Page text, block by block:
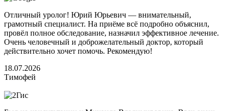
Отличный уролог! Юрий Юрьевич — внимательный,
грамотный специалист. На приёме всё подробно объяснил,
провёл полное обследование, назначил эффективное лечение.
Очень человечный и доброжелательный доктор, который
действительно хочет помочь. Рекомендую!
18.07.2026
Тимофей